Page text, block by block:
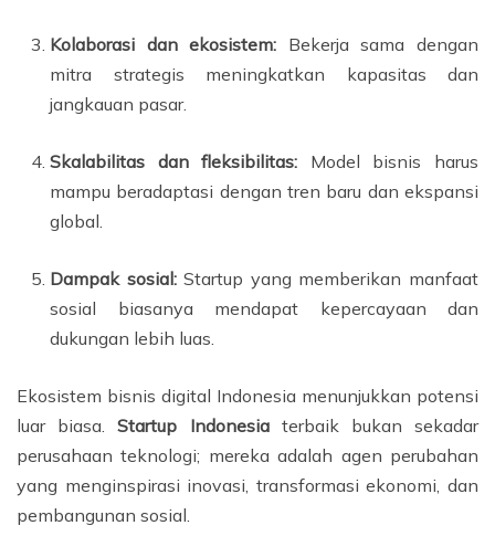
Kolaborasi dan ekosistem: Bekerja sama dengan
mitra strategis meningkatkan kapasitas dan
jangkauan pasar.
Skalabilitas dan fleksibilitas: Model bisnis harus
mampu beradaptasi dengan tren baru dan ekspansi
global.
Dampak sosial:Startup yang memberikan manfaat
sosial biasanya mendapat kepercayaan dan
dukungan lebih luas.
Ekosistem bisnis digital Indonesia menunjukkan potensi
luar biasa.Startup Indonesiaterbaik bukan sekadar
perusahaan teknologi; mereka adalah agen perubahan
yang menginspirasi inovasi, transformasi ekonomi, dan
pembangunan sosial.